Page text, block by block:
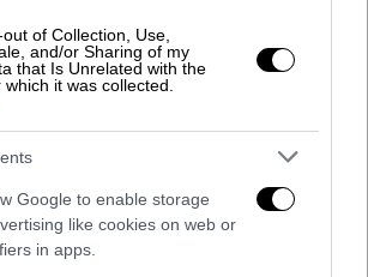
of Collection, Use,
and/or Sharing of my
that Is Unrelated with the
it was collected.
Google to enable storage
like cookies on web or
in apps.
με ισχυρή ψυχολογία μετά τις
Αθήνα και θέλει να
ιστορική ανατροπή από το
καταγραφεί μόλις μία φορά
Euroleague. Παράλληλα, η
διεκδικεί την πρώτη
ιστορίας της σε Final Four.